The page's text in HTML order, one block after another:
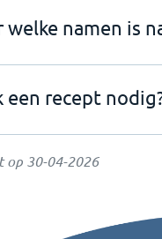
welke namen is
een recept
op 30-04-2026